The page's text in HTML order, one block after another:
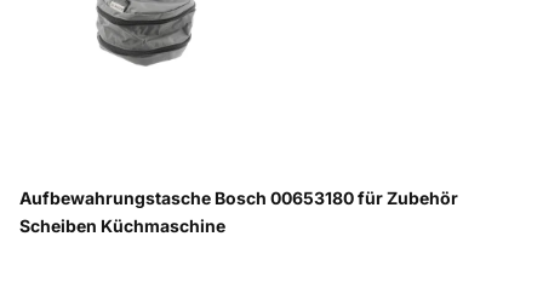
Aufbewahrungstasche Bosch 00653180 für Zubehör
Scheiben Küchmaschine